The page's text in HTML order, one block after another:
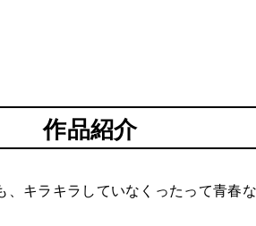
作品紹介
キラキラしていなくったって青春